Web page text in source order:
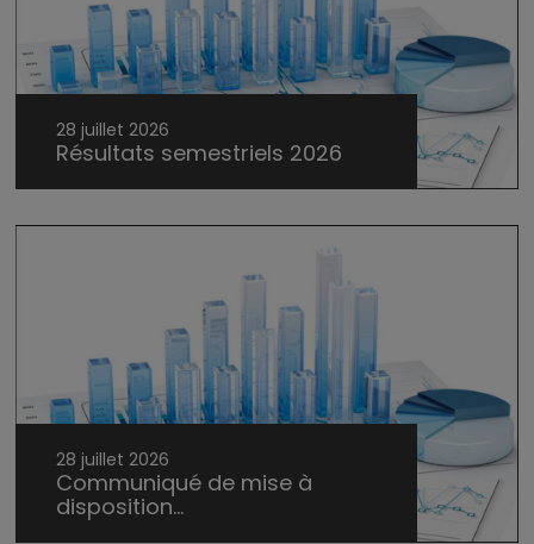
28 juillet 2026
Résultats semestriels 2026
28 juillet 2026
Communiqué de mise à
disposition...